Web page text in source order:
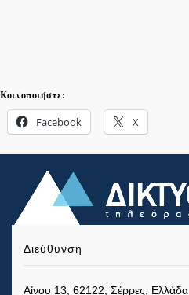
Κοινοποιήστε:
Facebook X
Διεύθυνση
Αίνου 13, 62122, Σέρρες, Ελλάδα